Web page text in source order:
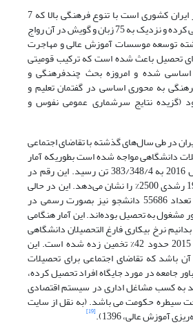
کشور ایران کشوری است با تنوع فرهنگی بالا که 7
قومیت بزرگ در آن زندگی کرده و نزدیک به 75 زبان و گویش در آن رواج
4 دهه گذشته توسعه موسسات آموزش عالی و مهاجرت
تحصیل باعث شده است که ترکیب قومیتی
اساسی شده و امروزه بحث چندفرهنگی و
به محوری اساسی در گفتمان تعلیم و
(گزیده نتایج سرشماری عمومی نفوس و
در طی سال‌های گذشته با تقاضای اجتماعی
دانشگاهی مواجه شده است بطوریکه آمار
دانشجویان ایران در سال 2016 به 383/348/4 تن رسید. این رقم در
مقام مقایسه با سال 1979 رشدی 2500% را نشان می‌دهد. این در حالی
است که در سال 2013 تعداد 55686 دانشجو نیز بصورت رسمی در
مشغول به تحصیل بوده‌اند. این آمار هنگامی
نرخ بیکاری فارغ التحصیلان دانشگاهی
در کشور ایران در سال 2015 حدود 42% تخمین زده شده است. این
باشد که تقاضای اجتماعی برای تحصیلات
جامعه در مورد جایگاه افراد تحصیل کرده،
به کسب مشاغل اداری در سیستم اقتصادی
آن تحت سیطره حکومت می باشد. (به نقل از سایت
آموزش عالی، 1396). [19]